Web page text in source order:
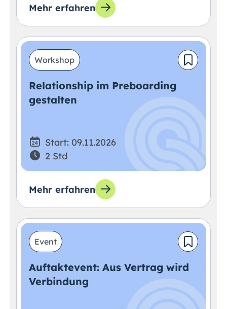
Mehr erfahren
Workshop
Relationship im Preboarding
gestalten
Start: 09.11.2026
2 Std
Mehr erfahren
Event
Auftaktevent: Aus Vertrag wird
Verbindung